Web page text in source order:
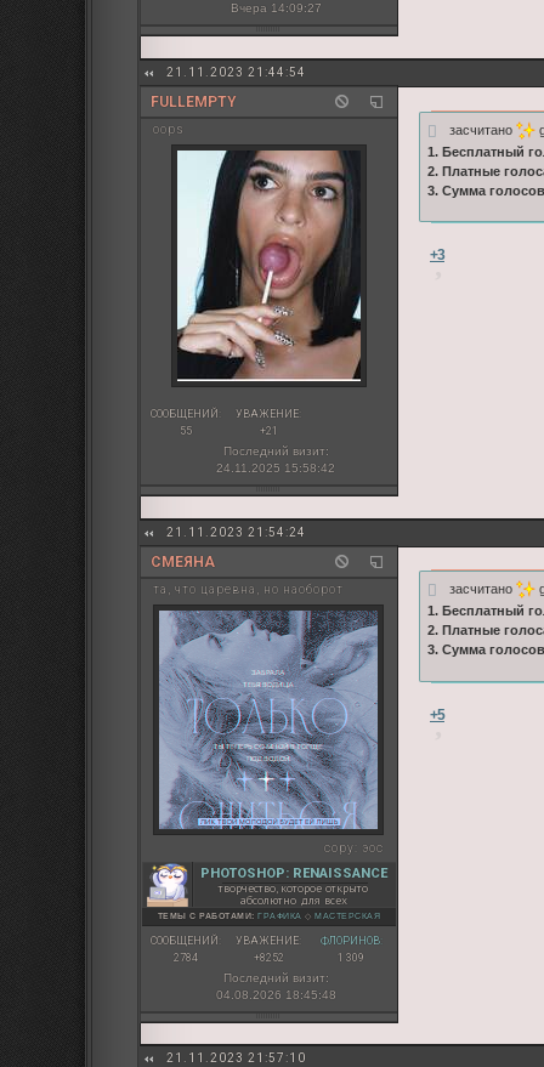
Вчера 14:09:27
21.11.2023 21:44:54
FULLEMPTY
oops
СООБЩЕНИЙ:
55
УВАЖЕНИЕ:
+21
Последний визит:
24.11.2025 15:58:42
засчитано
1. Бесплатный
2. Платные
3. Сумма
+3
21.11.2023 21:54:24
СМЕЯНА
та, что царевна, но наоборот
copy: эос
PHOTOSHOP: RENAISSANCE
творчество, которое открыто
абсолютно для всех
ТЕМЫ С РАБОТАМИ:ГРАФИКА ◇МАСТЕРСКАЯ
СООБЩЕНИЙ:
2784
УВАЖЕНИЕ:
+8252
ФЛОРИНОВ:
1 309
Последний визит:
04.08.2026 18:45:48
засчитано
1. Бесплатный
2. Платные
3. Сумма
+5
21.11.2023 21:57:10